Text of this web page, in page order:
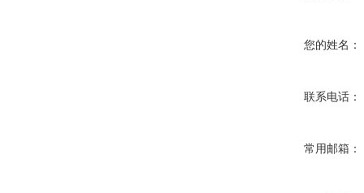
您的姓名：
联系电话：
常用邮箱：